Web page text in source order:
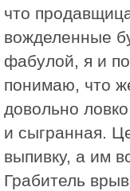
что
вожделенные
фабулой, я и
понимаю, что
довольно
и сыгранная.
выпивку, а им
Грабитель